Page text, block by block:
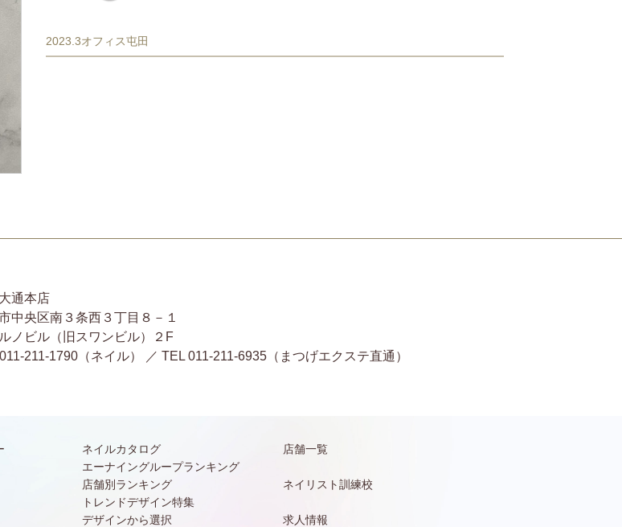
2023.3オフィス屯田
通本店
中央区南３条西３丁目８－１
ノビル（旧スワンビル）２F
211-1790（ネイル） ／ TEL 011-211-6935（まつげエクステ直通）
ネイルカタログ
エーナイングループランキング
店舗別ランキング
トレンドデザイン特集
デザインから選択
店舗一覧
ネイリスト訓練校
求人情報